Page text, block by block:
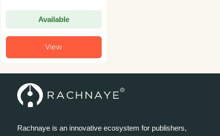
Available
View
Rachnaye is an innovative ecosystem for publishers,